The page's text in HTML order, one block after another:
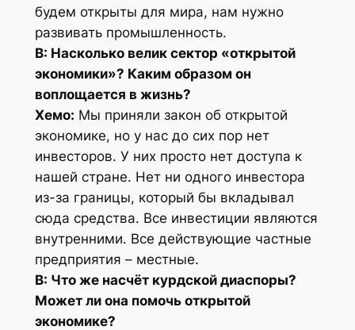
будем открыты для мира, нам нужно
развивать промышленность.
В: Насколько велик сектор «открытой
экономики»? Каким образом он
воплощается в жизнь?
Хемо: Мы приняли закон об открытой
экономике, но у нас до сих пор нет
инвесторов. У них просто нет доступа к
нашей стране. Нет ни одного инвестора
из-за границы, который бы вкладывал
сюда средства. Все инвестиции являются
внутренними. Все действующие частные
предприятия – местные.
В: Что же насчёт курдской диаспоры?
Может ли она помочь открытой
экономике?